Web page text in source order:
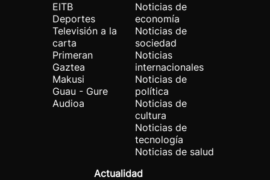
EITB
Deportes
Televisión a la
carta
Primeran
Gaztea
Makusi
Guau - Gure
Audioa
Noticias de
economía
Noticias de
sociedad
Noticias
internacionales
Noticias de
política
Noticias de
cultura
Noticias de
tecnología
Noticias de salud
Actualidad